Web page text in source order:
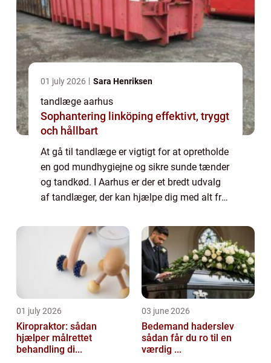
01 july 2026 Sara Henriksen
tandlæge aarhus
Sophantering linköping effektivt, tryggt
och hållbart
At gå til tandlæge er vigtigt for at opretholde
en god mundhygiejne og sikre sunde tænder
og tandkød. I Aarhus er der et bredt udvalg
af tandlæger, der kan hjælpe dig med alt fra
tandproblemer. Uanset om du har...
01 july 2026
Kiropraktor: sådan
hjælper målrettet
behandling di...
03 june 2026
Bedemand haderslev
sådan får du ro til en
værdig ...